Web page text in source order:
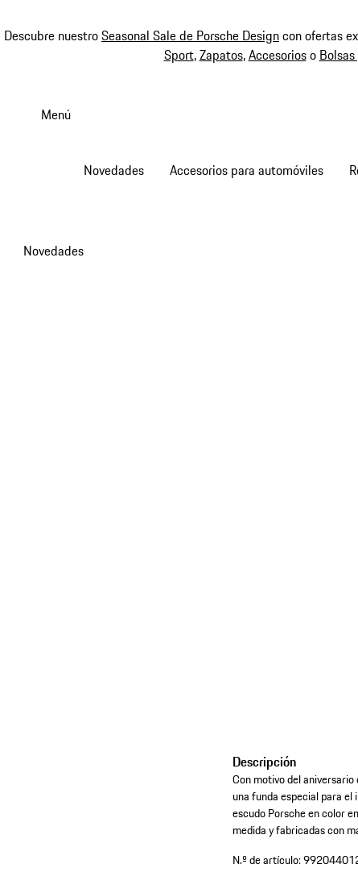
Descubre nuestroSeasonal Sale de Porsche Designcon ofertas
Sport,Zapatos,Accesorioso
Menú
Novedades Accesorios para automóviles
Novedades
Descripción
Con motivo del
una funda especial para
escudo Porsche en color
medida y fabricadas con
N.º de artículo: